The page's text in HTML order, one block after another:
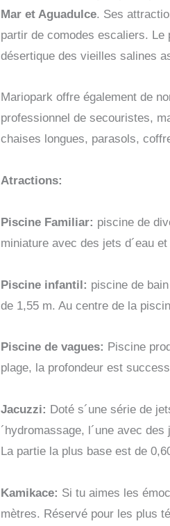
Mar et Aguadulce. Ses
partir de comodes escaliers. Le
désertique des vieilles salines
Mariopark offre également de
professionnel de secouristes,
chaises longues, parasols,
Atractions:
Piscine Familiar: piscine de
miniature avec des jets d´eau
Piscine infantil: piscine de
de 1,55 m. Au centre de la
Piscine de vagues: Piscine
plage, la profondeur est
Jacuzzi: Doté s´une série de
´hydromassage, l´une avec
La partie la plus base est de
Kamikace: Si tu aimes les
mètres. Réservé pour les plus